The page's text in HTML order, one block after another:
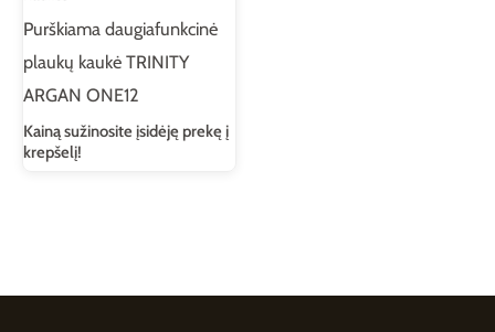
Purškiama daugiafunkcinė
plaukų kaukė TRINITY
ARGAN ONE12
Kainą sužinosite įsidėję prekę į
krepšelį!